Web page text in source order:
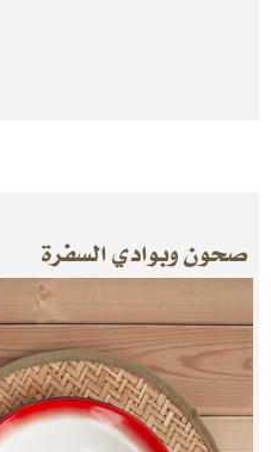
صحون وبوادي السفرة